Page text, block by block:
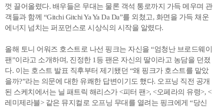
껏 끌어올렸다. 배우들은 무대는 물론 객석 통로까지 가득 메우며 관
객들과 함께 “Gitchi Gitchi Ya Ya Da Da”를 외쳤고, 화면을 가득 채운
에너지 넘치는 퍼포먼스로 시상식의 시작을 알렸다.
올해 토니 어워즈 호스트로 나선 핑크는 자신을 “엄청난 브로드웨이
팬”이라고 소개하며, 진정한 1등 팬은 자신의 딸이라고 농담을 던졌
다. 이는 호스트 발표 직후부터 제기됐던 “왜 핑크가 호스트를 맡았
을까?”라는 의문에 대한 유쾌한 답변이기도 했다. 오프닝 직전 공개
된 스케치에서는 닐 패트릭 해리스가 <피터 팬>, <오페라의 유령>, <
레미제라블> 같은 뮤지컬로 오프닝 무대를 열려는 핑크에게 “당신